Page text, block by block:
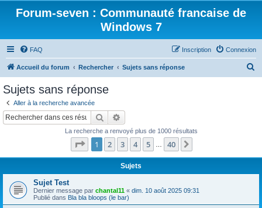
Forum-seven : Communauté francaise de
Windows 7
FAQ Connexion
Inscription
Accueil du forum Rechercher Sujets sans réponse
Sujets sans réponse
Aller à la recherche avancée
Rechercher
La recherche a renvoyé plus de 1000 résultats
Page 1sur40
1 2 3 4 5 40
Sujets
Sujet Test
Dernier message par chantal11 « dim. 10 août 2025 09:31
Publié dans Bla bla bloops (le bar)